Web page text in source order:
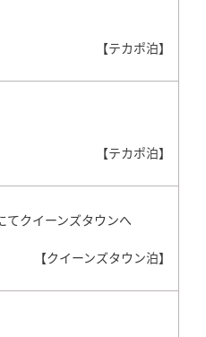
【テカポ泊】
【テカポ泊】
てクイーンズタウンへ
【クイーンズタウン泊】